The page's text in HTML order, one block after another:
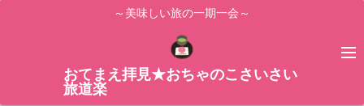
～美味しい旅の一期一会～
おてまえ拝見★おちゃのこさいさい
旅道楽